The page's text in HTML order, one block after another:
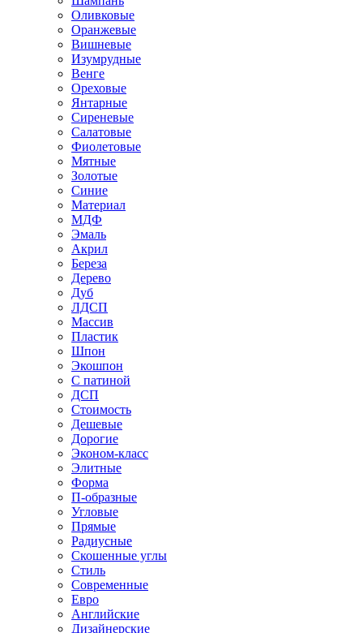
Оливковые
Оранжевые
Вишневые
Изумрудные
Венге
Ореховые
Янтарные
Сиреневые
Салатовые
Фиолетовые
Мятные
Золотые
Синие
Материал
МДФ
Эмаль
Акрил
Береза
Дерево
Дуб
ЛДСП
Массив
Пластик
Шпон
Экошпон
С патиной
ДСП
Стоимость
Дешевые
Дорогие
Эконом-класс
Элитные
Форма
П-образные
Угловые
Прямые
Радиусные
Скошенные углы
Стиль
Современные
Евро
Английские
Дизайнерские